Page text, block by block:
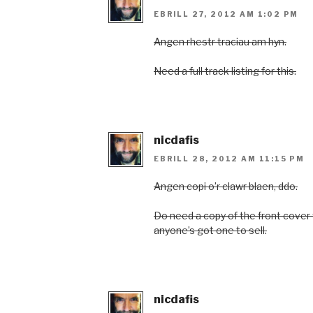
EBRILL 27, 2012 AM 1:02 PM
Angen rhestr traciau am hyn.
Need a full track listing for this.
nicdafis
EBRILL 28, 2012 AM 11:15 PM
Angen copi o’r clawr blaen, ddo.
Do need a copy of the front cover
anyone’s got one to sell.
nicdafis